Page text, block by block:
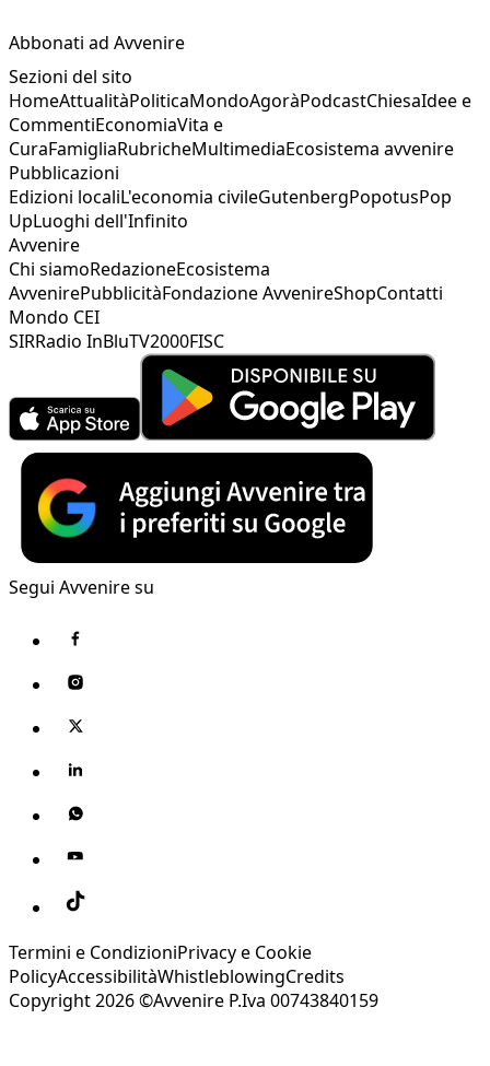
Abbonati ad Avvenire
Sezioni del sito
HomeAttualitàPoliticaMondoAgoràPodcastChiesaIdee e
CommentiEconomiaVita e
CuraFamigliaRubricheMultimediaEcosistema avvenire
Pubblicazioni
Edizioni localiL'economia civileGutenbergPopotusPop
UpLuoghi dell'Infinito
Avvenire
Chi siamoRedazioneEcosistema
AvvenirePubblicitàFondazione AvvenireShopContatti
Mondo CEI
SIRRadio InBluTV2000FISC
Segui Avvenire su
Termini e CondizioniPrivacy e Cookie
PolicyAccessibilitàWhistleblowingCredits
Copyright 2026 ©Avvenire P.Iva 00743840159